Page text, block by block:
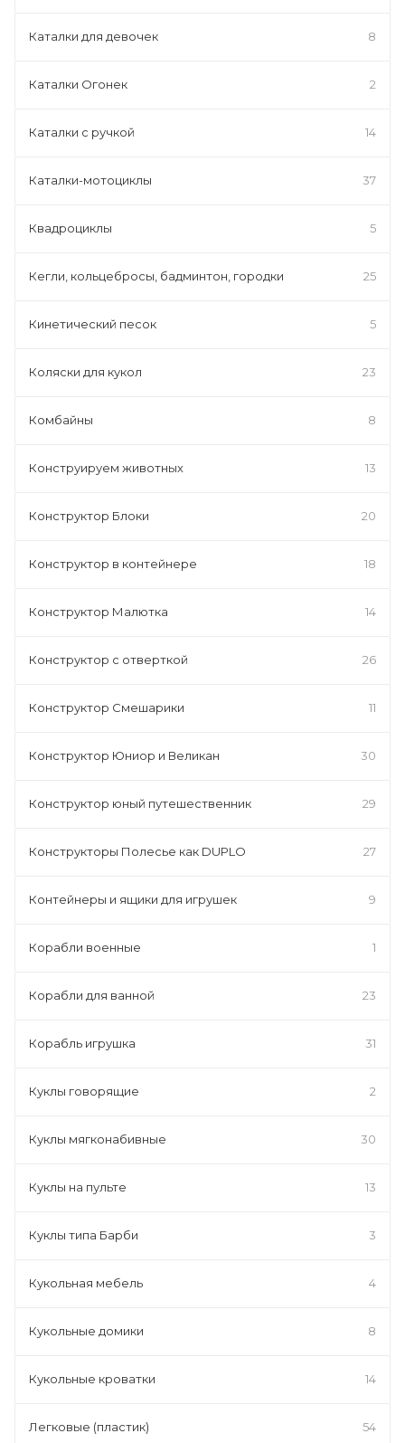
Каталки для девочек 8
Каталки Огонек 2
Каталки с ручкой 14
Каталки-мотоциклы 37
Квадроциклы 5
Кегли, кольцебросы, бадминтон, городки 25
Кинетический песок 5
Коляски для кукол 23
Комбайны 8
Конструируем животных 13
Конструктор Блоки 20
Конструктор в контейнере 18
Конструктор Малютка 14
Конструктор с отверткой 26
Конструктор Смешарики 11
Конструктор Юниор и Великан 30
Конструктор юный путешественник 29
Конструкторы Полесье как DUPLO 27
Контейнеры и ящики для игрушек 9
Корабли военные 1
Корабли для ванной 23
Корабль игрушка 31
Куклы говорящие 2
Куклы мягконабивные 30
Куклы на пульте 13
Куклы типа Барби 3
Кукольная мебель 4
Кукольные домики 8
Кукольные кроватки 14
Легковые (пластик) 54